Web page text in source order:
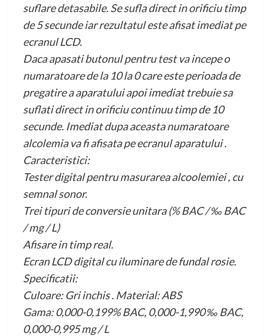
suflare detasabile. Se sufla direct in orificiu timp
de 5 secunde iar rezultatul este afisat imediat pe
ecranul LCD.
Daca apasati butonul pentru test va incepe o
numaratoare de la 10 la 0 care este perioada de
pregatire a aparatului apoi imediat trebuie sa
suflati direct in orificiu continuu timp de 10
secunde. Imediat dupa aceasta numaratoare
alcolemia va fi afisata pe ecranul aparatului .
Caracteristici:
Tester digital pentru masurarea alcoolemiei , cu ​​
semnal sonor.
Trei tipuri de conversie unitara (% BAC / ‰ BAC
/ mg / L)
Afisare in timp real.
Ecran LCD digital cu iluminare de fundal rosie.
Specificatii:
Culoare: Gri inchis . Material: ABS
Gama: 0,000-0,199% BAC, 0,000-1,990 ‰ BAC,
0,000-0,995 mg / L